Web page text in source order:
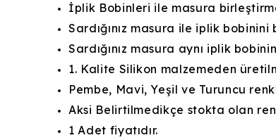
İplik Bobinleri ile masura
Sardığınız masura ile iplik
Sardığınız masura aynı iplik
1. Kalite Silikon malzemeden
Pembe, Mavi, Yeşil ve Turuncu
Aksi Belirtilmedikçe stokta olan
1 Adet fiyatıdır.